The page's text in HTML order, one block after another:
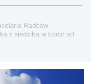
Radców
z siedzibą w Łodzi od
prawne na rzecz